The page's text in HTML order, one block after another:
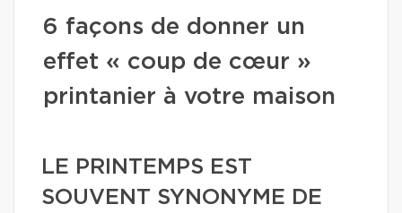
6 façons de donner un
effet « coup de cœur »
printanier à votre maison
LE PRINTEMPS EST
SOUVENT SYNONYME DE